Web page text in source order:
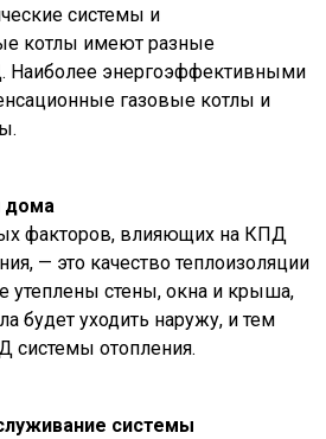
системы и
котлы имеют разные
Наиболее энергоэффективными
газовые котлы и
дома
факторов, влияющих на КПД
— это качество теплоизоляции
утеплены стены, окна и крыша,
будет уходить наружу, и тем
отопления.
системы